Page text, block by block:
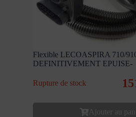
Flexible LECOASPIRA 710/
DEFINITIVEMENT EPUISE-
Rupture de stock
Ajouter au